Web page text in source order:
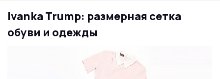
Ivanka Trump: размерная сетка
обуви и одежды